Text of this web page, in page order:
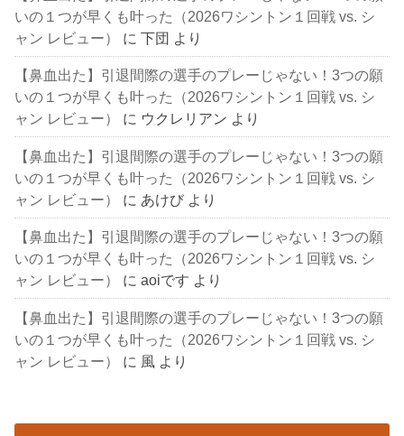
いの１つが早くも叶った（2026ワシントン１回戦 vs. シ
ャン レビュー）
に下団 より
【鼻血出た】引退間際の選手のプレーじゃない！3つの願
いの１つが早くも叶った（2026ワシントン１回戦 vs. シ
ャン レビュー）
に ウクレリアン より
【鼻血出た】引退間際の選手のプレーじゃない！3つの願
いの１つが早くも叶った（2026ワシントン１回戦 vs. シ
ャン レビュー）
に あけび より
【鼻血出た】引退間際の選手のプレーじゃない！3つの願
いの１つが早くも叶った（2026ワシントン１回戦 vs. シ
ャン レビュー）
にaoiです より
【鼻血出た】引退間際の選手のプレーじゃない！3つの願
いの１つが早くも叶った（2026ワシントン１回戦 vs. シ
ャン レビュー）
に 風 より